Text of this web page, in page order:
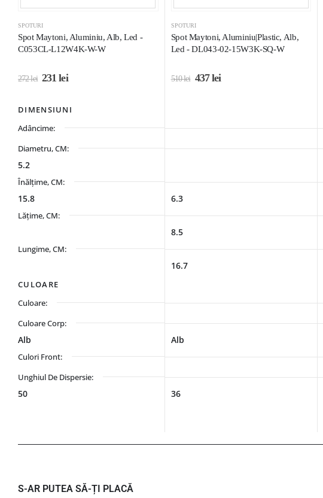
SPOTURI
Spot Maytoni, Aluminiu, Alb, Led -
C053CL-L12W4K-W-W
272lei 231lei
SPOTURI
Spot Maytoni, Aluminiu|Plastic, Alb,
Led - DL043-02-15W3K-SQ-W
510lei 437lei
DIMENSIUNI
Adâncime:
Diametru, CM:
5.2
Înălțime, CM:
15.8 6.3
Lățime, CM:
8.5
Lungime, CM:
16.7
CULOARE
Culoare:
Culoare Corp:
Alb Alb
Culori Front:
Unghiul De Dispersie:
50 36
S-AR PUTEA SĂ-ȚI PLACĂ